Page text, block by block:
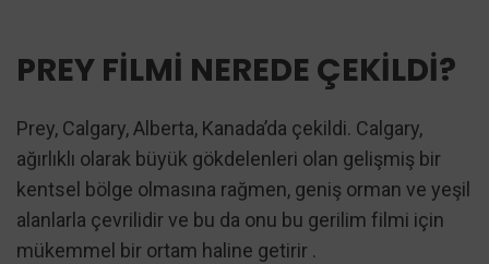
PREY FİLMİ NEREDE ÇEKİLDİ?
Prey, Calgary, Alberta, Kanada’da çekildi. Calgary,
ağırlıklı olarak büyük gökdelenleri olan gelişmiş bir
kentsel bölge olmasına rağmen, geniş orman ve yeşil
alanlarla çevrilidir ve bu da onu bu gerilim filmi için
mükemmel bir ortam haline getirir .